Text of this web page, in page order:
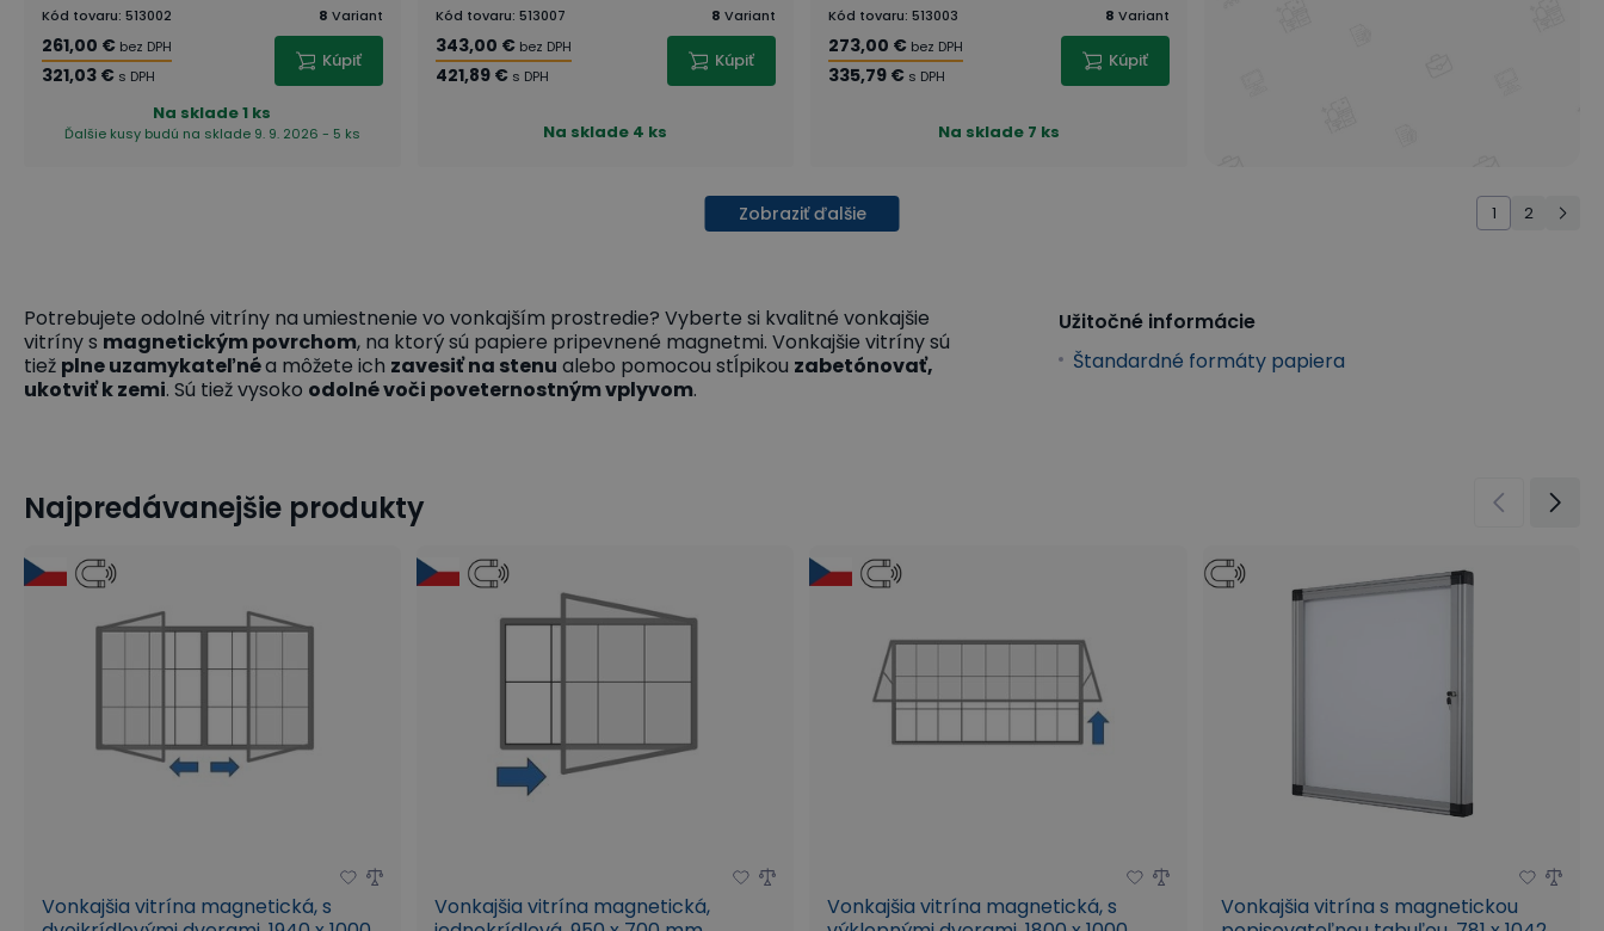
Kód tovaru: 513002 8 Variant
261,00 € bez DPH
321,03 € s DPH
Kúpiť
Na sklade1 ks
Ďalšie kusy budú na sklade 9. 9. 2026 - 5 ks
Kód tovaru: 513007 8 Variant
343,00 € bez DPH
421,89 € s DPH
Kúpiť
Na sklade 4 ks
Kód tovaru: 513003 8 Variant
273,00 € bez DPH
335,79 € s DPH
Kúpiť
Na sklade 7 ks
Zobraziť ďalšie 1 2
Potrebujete odolné vitríny na umiestnenie vo vonkajším prostredie? Vyberte si kvalitné vonkajšie
vitríny s magnetickým povrchom, na ktorý sú papiere pripevnené magnetmi. Vonkajšie vitríny sú
tiež plne uzamykateľnéa môžete ich zavesiť na stenu alebo pomocou stĺpikou zabetónovať,
ukotviť k zemi. Sú tiež vysoko odolné voči poveternostným vplyvom.
Užitočné informácie
Štandardné formáty papiera
Najpredávanejšie produkty
Vonkajšia vitrína magnetická, s
Vonkajšia vitrína magnetická,
Vonkajšia vitrína magnetická, s
Vonkajšia vitrína s magnetickou